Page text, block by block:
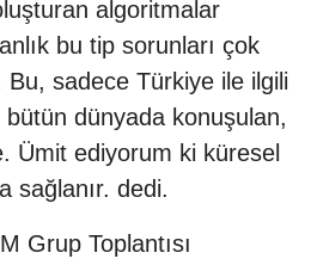
algoritmalar
bu tip sorunları çok
sadece Türkiye ile ilgili
dünyada konuşulan,
Ümit ediyorum ki küresel
sağlanır. dedi.
Grup Toplantısı